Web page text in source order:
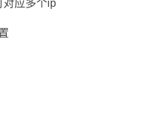
对应多个ip